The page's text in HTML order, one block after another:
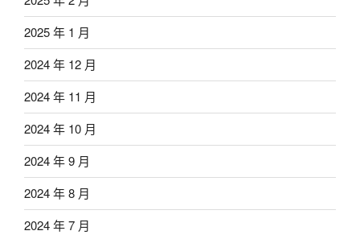
2025 年 1 月
2024 年 12 月
2024 年 11 月
2024 年 10 月
2024 年 9 月
2024 年 8 月
2024 年 7 月